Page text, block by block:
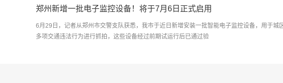
郑州新增一批电子监控设备！将于7月6日正式启用
6月29日，记者从郑州市交警支队获悉，我市于近日新增安装一批智能电子监控设备，用于城
多项交通违法行为进行抓拍，这些设备经过前期试运行后已通过验